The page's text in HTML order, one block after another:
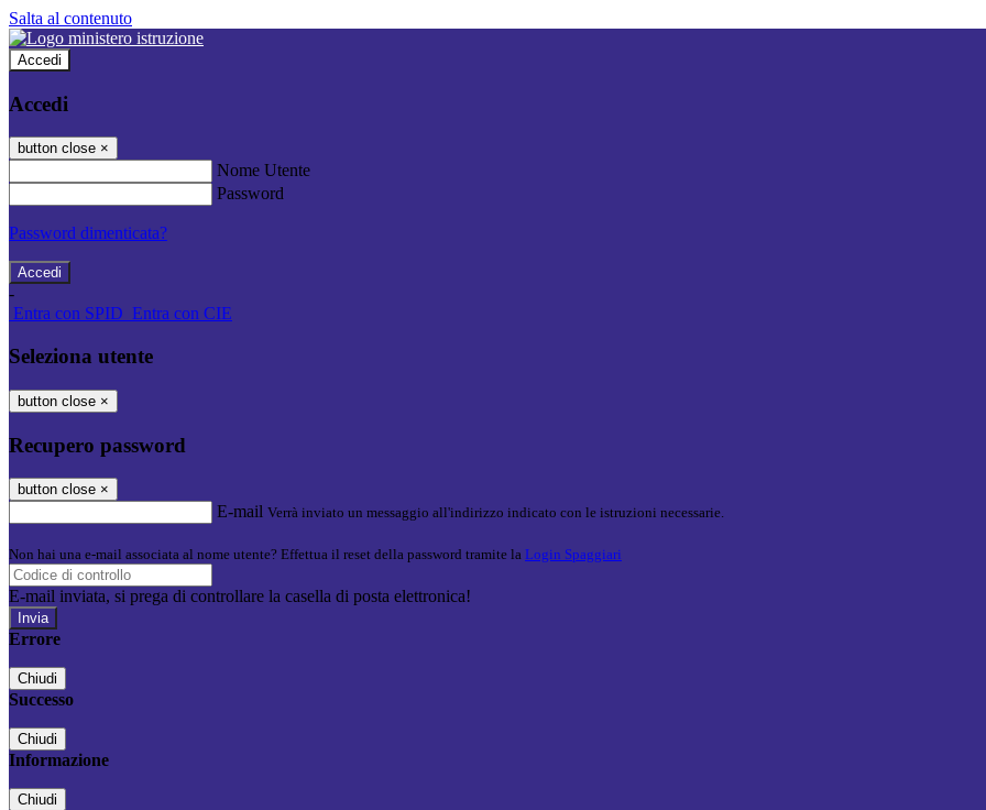
Salta al contenuto
Accedi
Accedi
button close ×
Nome Utente
Password
Password dimenticata?
-
Entra con SPID Entra con CIE
Seleziona utente
button close ×
Recupero password
button close ×
E-mail Verrà inviato un messaggio all'indirizzo indicato con le istruzioni necessarie.
Non hai una e-mail associata al nome utente? Effettua il reset della password tramite la Login Spaggiari
E-mail inviata, si prega di controllare la casella di posta elettronica!
Errore
Chiudi
Successo
Chiudi
Informazione
Chiudi